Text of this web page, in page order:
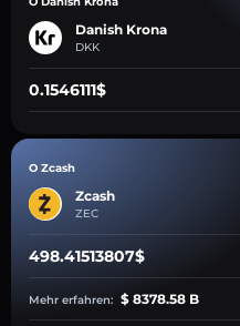
Danish Krona
DKK
0.1546111$
O Zcash
Zcash
ZEC
498.41513807$
Mehr erfahren: $ 8378.58 B